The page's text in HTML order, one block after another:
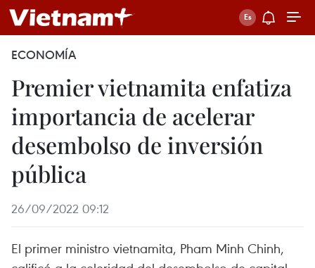
ECONOMÍA
Premier vietnamita enfatiza
importancia de acelerar
desembolso de inversión
pública
26/09/2022 09:12
El primer ministro vietnamita, Pham Minh Chinh,